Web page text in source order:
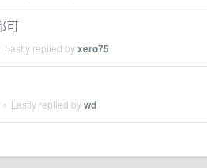
可
Lastly replied byxero75
• Lastly replied bywd